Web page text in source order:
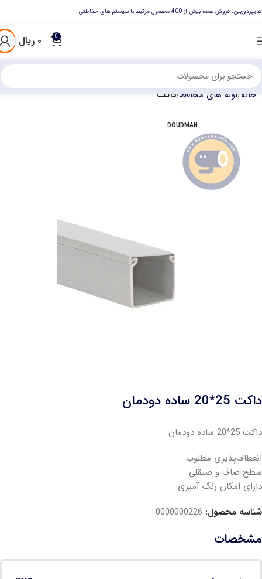
هایپردوربین، فروش عمده بیش از 400 محصول مرتبط با سیستم های حفاظتی
0 ۰ ریال
خانه لوله های محافظ داکت
DOUDMAN
داکت 25*20 ساده دودمان
داکت 25*20 ساده دودمان
انعطاف‌پذیری مطلوب
سطح صاف و صیقلی
دارای امکان رنگ آمیزی
شناسه محصول: 0000000226
مشخصات